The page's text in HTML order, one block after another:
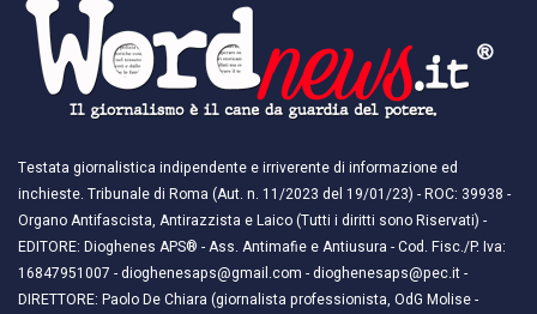
Testata giornalistica indipendente e irriverente di informazione ed
inchieste. Tribunale di Roma (Aut. n. 11/2023 del 19/01/23) - ROC: 39938 -
Organo Antifascista, Antirazzista e Laico (Tutti i diritti sono Riservati) -
EDITORE: Dioghenes APS® - Ass. Antimafie e Antiusura - Cod. Fisc./P. Iva:
16847951007 - dioghenesaps@gmail.com - dioghenesaps@pec.it - ​​
DIRETTORE: Paolo De Chiara (giornalista professionista, OdG Molise -